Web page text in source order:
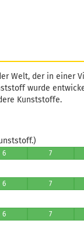
Welt, der in einer
wurde
Kunststoffe.
6 7
6 7
6 7